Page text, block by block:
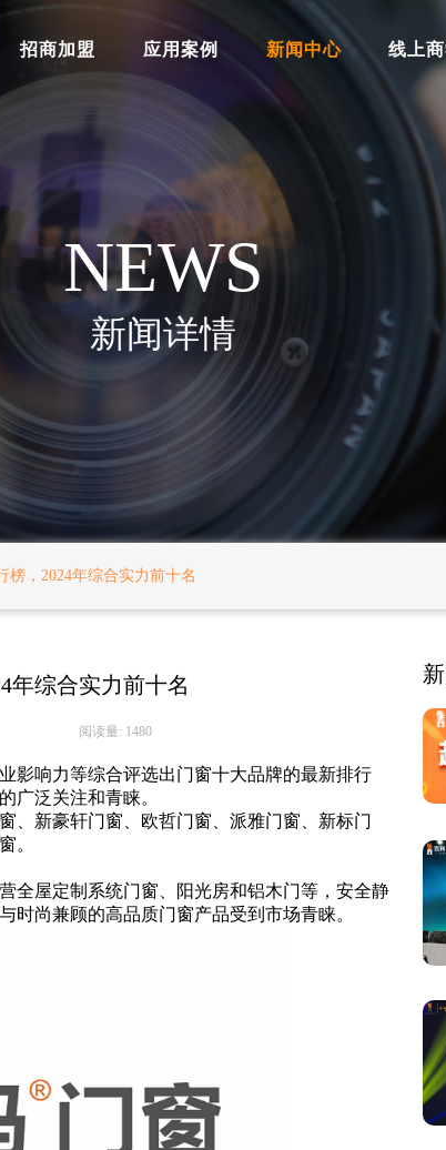
招商加盟 应用案例 新闻中心 线上
NEWS
新闻详情
榜，2024年综合实力前十名
年综合实力前十名
阅读量: 1480
影响力等综合评选出门窗十大品牌的最新排行
广泛关注和青睐。
、新豪轩门窗、欧哲门窗、派雅门窗、新标门
。
全屋定制系统门窗、阳光房和铝木门等，安全静
尚兼顾的高品质门窗产品受到市场青睐。